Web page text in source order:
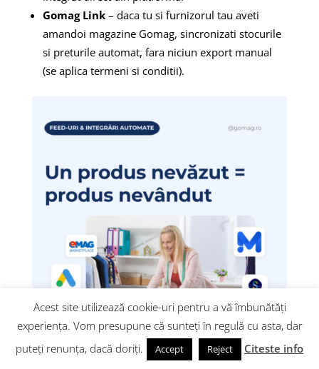
Gomag Link– daca tu si furnizorul tau aveti
amandoi magazine Gomag, sincronizati stocurile
si preturile automat, fara niciun export manual
(se aplica termeni si conditii).
Acest site utilizează cookie-uri pentru a vă îmbunătăți
experiența. Vom presupune că sunteți în regulă cu asta, dar
puteți renunța, dacă doriți.
Accept Reject Citeste info